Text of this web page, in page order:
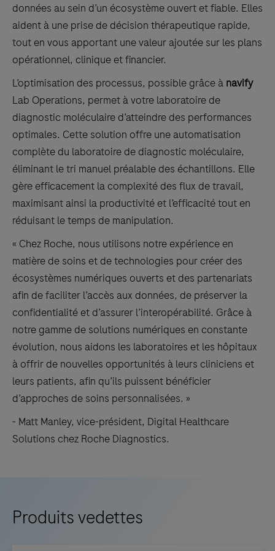
données au sein d’un écosystème ouvert et fiable. Elles
aident à une prise de décision thérapeutique rapide,
tout en vous apportant une valeur ajoutée sur les plans
opérationnel, clinique et financier.
L’optimisation des processus, possible grâce à navify
Lab Operations, permet à votre laboratoire de
diagnostic moléculaire d’atteindre des performances
optimales. Cette solution offre une automatisation
complète du laboratoire de diagnostic moléculaire,
éliminant le tri manuel préalable des échantillons. Elle
gère efficacement la complexité des flux de travail,
maximisant ainsi la productivité et l’efficacité tout en
réduisant le temps de manipulation.
« Chez Roche, nous utilisons notre expérience en
matière de soins et de technologies pour créer des
écosystèmes numériques ouverts et des partenariats
afin de faciliter l’accès aux données, de préserver la
confidentialité et d’assurer l’interopérabilité. Grâce à
notre gamme de solutions numériques en constante
évolution, nous aidons les laboratoires et les hôpitaux
à offrir de nouvelles opportunités à leurs cliniciens et
leurs patients, afin qu’ils puissent bénéficier
d’approches de soins personnalisées. »
- Matt Manley, vice-président, Digital Healthcare
Solutions chez Roche Diagnostics.
Produits vedettes